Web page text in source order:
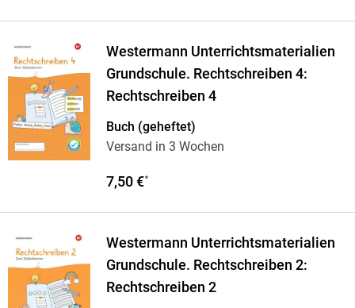
Westermann Unterrichtsmaterialien
Grundschule. Rechtschreiben 4:
Rechtschreiben 4
Buch (geheftet)
Versand in 3 Wochen
7,50 €*
Westermann Unterrichtsmaterialien
Grundschule. Rechtschreiben 2:
Rechtschreiben 2